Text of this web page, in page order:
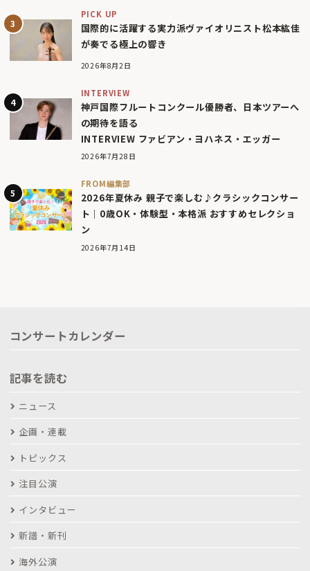
PICK UP
国際的に活躍する実力派ヴァイオリニスト松本紘佳
が奏でる極上の響き
2026年8月2日
INTERVIEW
神戸国際フルートコンクール優勝者、日本ツアーへ
の期待を語る
INTERVIEW ファビアン・ヨハネス・エッガー
2026年7月28日
FROM編集部
2026年夏休み 親子で楽しむ♪クラシックコンサー
ト｜0歳OK・体験型・本格派 おすすめセレクショ
ン
2026年7月14日
コンサートカレンダー
記事を読む
ニュース
企画・連載
トピックス
注目公演
インタビュー
新譜・新刊
海外公演